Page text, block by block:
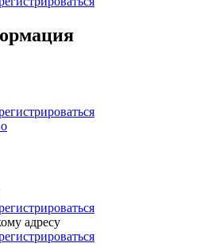
адресу